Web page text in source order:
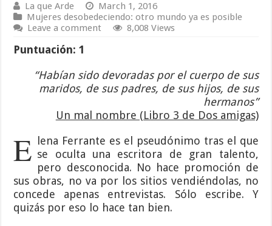
La que Arde
March 1, 2016
Mujeres desobedeciendo: otro mundo ya es posible
Leave a comment
8,008 Views
Puntuación: 1
“Habían sido devoradas por el cuerpo de sus
maridos, de sus padres, de sus hijos, de sus
hermanos”
Un mal nombre (Libro 3 de Dos amigas)
E
lena Ferrante es el pseudónimo tras el que
se oculta una escritora de gran talento,
pero desconocida. No hace promoción de
sus obras, no va por los sitios vendiéndolas, no
concede apenas entrevistas. Sólo escribe. Y
quizás por eso lo hace tan bien.